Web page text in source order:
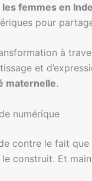
femmes en Inde
pour
à
et
maternelle.
numérique
contre le fait que
construit. Et